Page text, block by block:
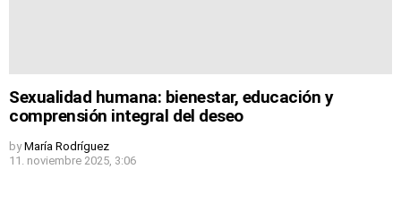
Sexualidad humana: bienestar, educación y
comprensión integral del deseo
by María Rodríguez
11. noviembre 2025, 3:06